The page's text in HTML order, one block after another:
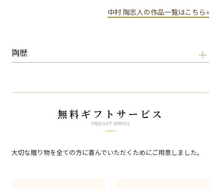
中村 陶志人の作品一覧はこちら»
陶歴
無料ギフトサービス
FREE GIFT SERVICE
大切な贈り物を全ての方に喜んでいただくためにご用意しました。